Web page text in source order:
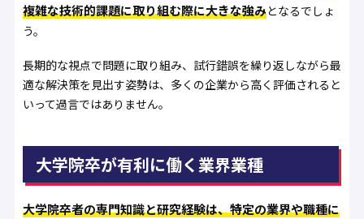
複雑な技術的課題に取り組む際に大きな強みとなるでしょ
う。
長期的な視点で問題に取り組み、試行錯誤を繰り返しながら最
適な解決策を見出す姿勢は、多くの企業から高く評価されると
いって過言ではありません。
大学院卒が有利に働く業界業種
大学院卒者の専門知識と研究経験は、特定の業界や職種に